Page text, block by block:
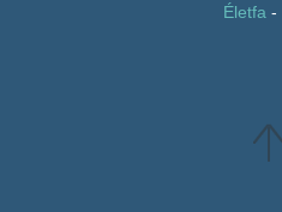
Életfa -